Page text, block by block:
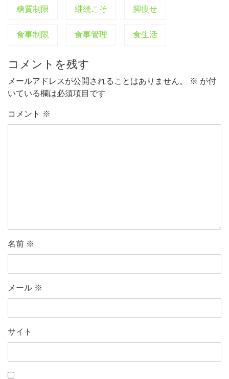
糖質制限 継続こそ 脚痩せ
食事制限 食事管理 食生活
コメントを残す
メールアドレスが公開されることはありません。 ※ が付
いている欄は必須項目です
コメント ※
名前 ※
メール ※
サイト